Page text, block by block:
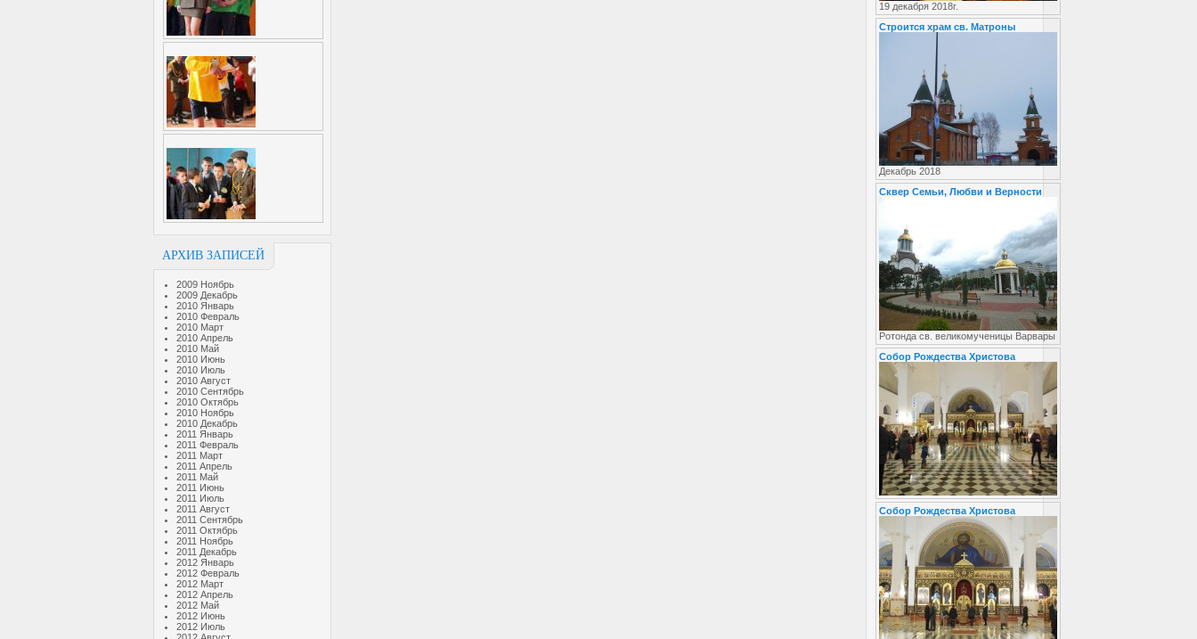
АРХИВ ЗАПИСЕЙ
2009 Ноябрь
2009 Декабрь
2010 Январь
2010 Февраль
2010 Март
2010 Апрель
2010 Май
2010 Июнь
2010 Июль
2010 Август
2010 Сентябрь
2010 Октябрь
2010 Ноябрь
2010 Декабрь
2011 Январь
2011 Февраль
2011 Март
2011 Апрель
2011 Май
2011 Июнь
2011 Июль
2011 Август
2011 Сентябрь
2011 Октябрь
2011 Ноябрь
2011 Декабрь
2012 Январь
2012 Февраль
2012 Март
2012 Апрель
2012 Май
2012 Июнь
2012 Июль
19 декабря 2018г.
Строится храм св. Матроны
Декабрь 2018
Сквер Семьи, Любви и Верности
Ротонда св. великомученицы Варвары
Собор Рождества Христова
Собор Рождества Христова